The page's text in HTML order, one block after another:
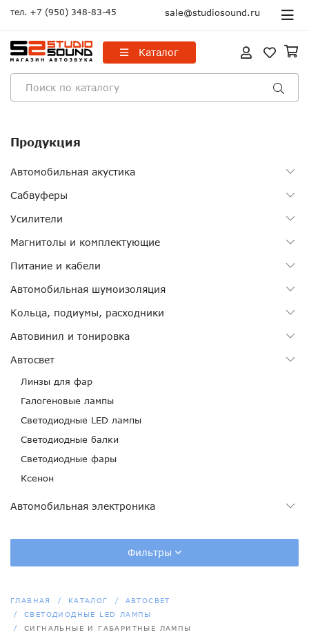
тел. +7 (950) 348-83-45 sale@studiosound.ru
Каталог
Продукция
Автомобильная акустика
Сабвуферы
Усилители
Магнитолы и комплектующие
Питание и кабели
Автомобильная шумоизоляция
Кольца, подиумы, расходники
Автовинил и тонировка
Автосвет
Линзы для фар
Галогеновые лампы
Светодиодные LED лампы
Светодиодные балки
Светодиодные фары
Ксенон
Автомобильная электроника
Фильтры
ГЛАВНАЯ КАТАЛОГ
АВТОСВЕТ
СВЕТОДИОДНЫЕ LED ЛАМПЫ
СИГНАЛЬНЫЕ И ГАБАРИТНЫЕ ЛАМПЫ